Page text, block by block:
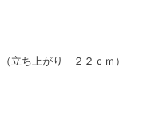
ち上がり ２２ｃｍ）